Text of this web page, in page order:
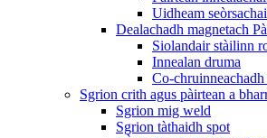
Uidheam
Dealachadh magnetach
Siolandair stàilinn
Innealan druma
Co-
Sgrion crith agus pàirtean a
Sgrion mig weld
Sgrion tàthaidh spot